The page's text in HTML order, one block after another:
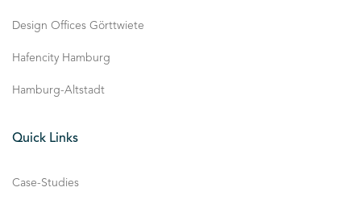
Design Offices Görttwiete
Hafencity Hamburg
Hamburg-Altstadt
Quick Links
Case-Studies